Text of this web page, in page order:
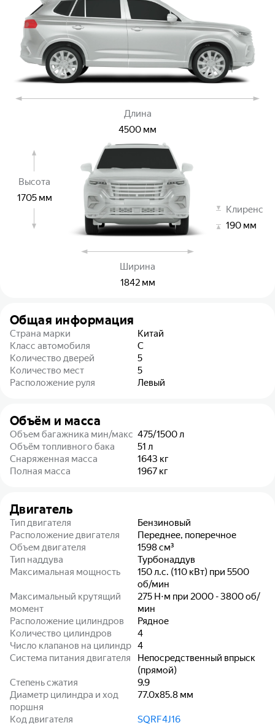
Высота
1705 мм
Клиренс
190 мм
Длина
4500 мм
Ширина
1842 мм
Общая информация
Страна марки
Китай
Класс автомобиля
C
Количество дверей
5
Количество мест
5
Расположение руля
Левый
Объём и масса
Объем багажника мин/макс 475/1500л
Объём топливного бака
51 л
Снаряженная масса
1643 кг
Полная масса
1967 кг
Двигатель
Тип двигателя
Бензиновый
Расположение двигателя
Переднее, поперечное
Объем двигателя
1598см³
Тип наддува
Турбонаддув
Максимальная мощность
150 л.с. (110 кВт) при 5500
об/мин
Максимальный крутящий
момент
275 Н⋅м при 2000 - 3800 об/
мин
Расположение цилиндров
Рядное
Количество цилиндров
4
Число клапанов на цилиндр 4
Система питания двигателя
Непосредственный впрыск
(прямой)
Степень сжатия
9.9
Диаметр цилиндра и ход
поршня
77.0x85.8 мм
Код двигателя
SQRF4J16